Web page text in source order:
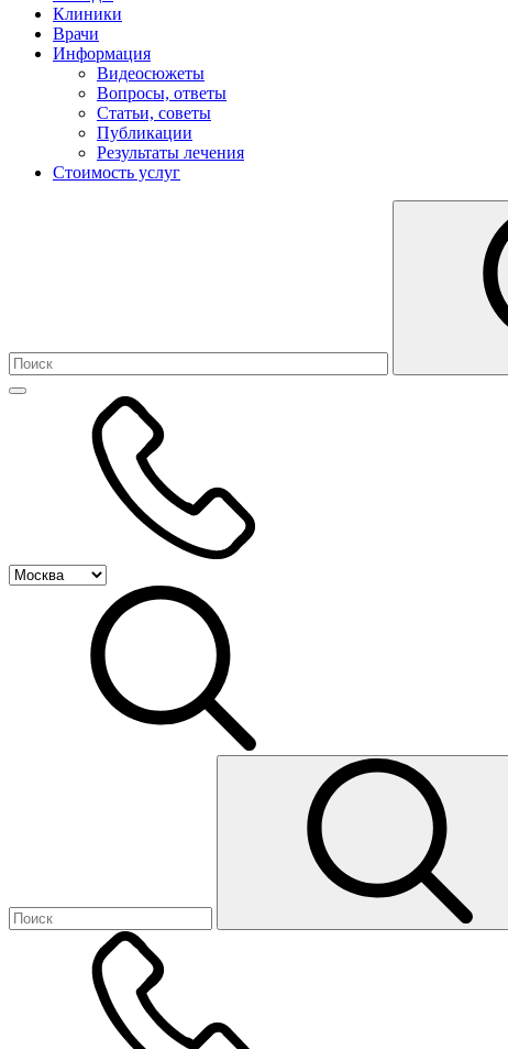
Клиники
Врачи
Информация
Видеосюжеты
Вопросы, ответы
Статьи, советы
Публикации
Результаты лечения
Стоимость услуг